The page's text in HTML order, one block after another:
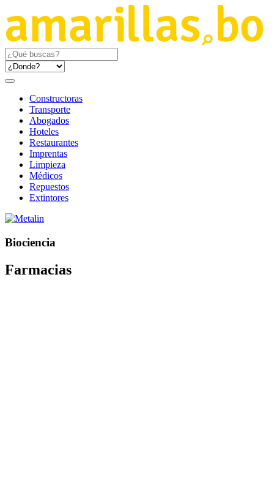
Constructoras
Transporte
Abogados
Hoteles
Restaurantes
Imprentas
Limpieza
Médicos
Repuestos
Extintores
Biociencia
Farmacias